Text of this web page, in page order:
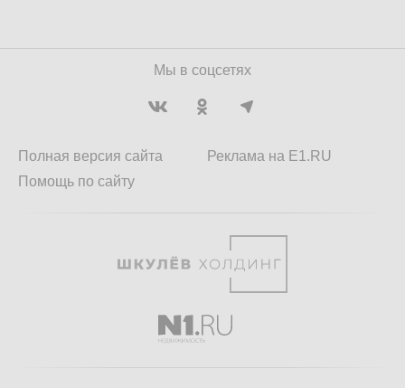
Мы в соцсетях
Полная версия сайта
Помощь по сайту
Реклама на E1.RU